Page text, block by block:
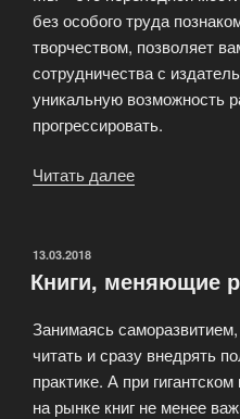
без особого труда
творчеством, позволяет
сотрудничества с
уникальную возможность
прогрессировать.
Читать далее
произведения
нашем
сайте!»
ОПУБЛИКОВАНО
13.03.2018
Книги, меняющие
Занимаясь
читать и сразу внедрять
практике. А при
на рынке книг не менее